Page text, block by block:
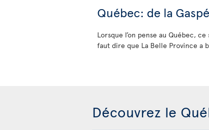
Québec: de la
Lorsque l’on pense au Québec,
faut dire que La Belle Province a
Découvrez le